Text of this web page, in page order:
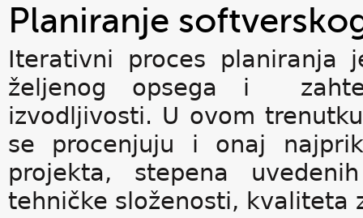
Planiranje
Iterativni proces planiranja
željenog opsega i
izvodljivosti. U ovom
se procenjuju i onaj
projekta, stepena
tehničke složenosti,